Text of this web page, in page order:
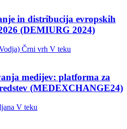
in distribucija evropskih
(DEMIURG 2024)
Črni vrh V teku
medijev: platforma za
(MEDEXCHANGE24)
V teku